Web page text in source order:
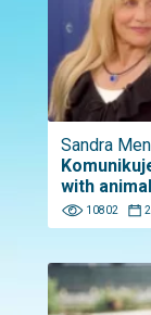
Sandra
with
10802